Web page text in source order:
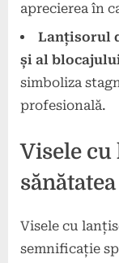
aprecierea în
Lanțisorul
și al
simboliza
profesională.
Visele cu
Visele cu
semnificație